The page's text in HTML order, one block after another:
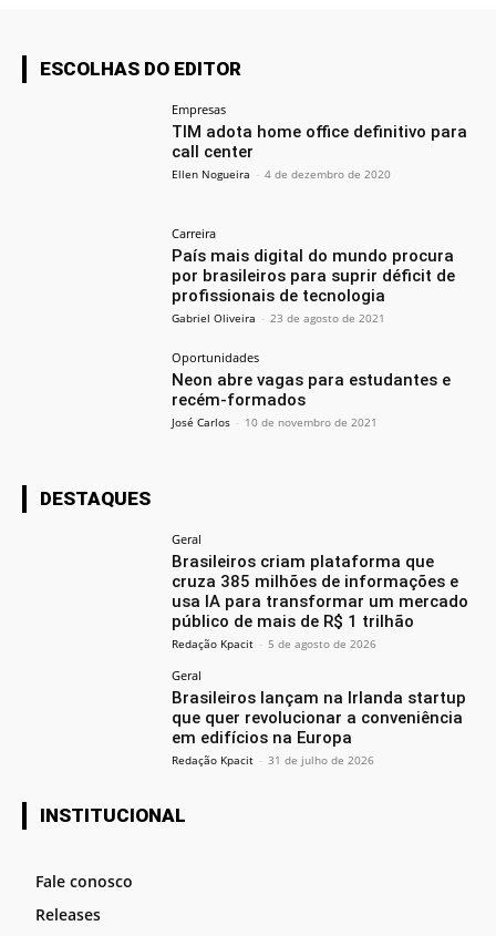
ESCOLHAS DO EDITOR
Empresas
TIM adota home office definitivo para
call center
Ellen Nogueira - 4 de dezembro de 2020
Carreira
País mais digital do mundo procura
por brasileiros para suprir déficit de
profissionais de tecnologia
Gabriel Oliveira - 23 de agosto de 2021
Oportunidades
Neon abre vagas para estudantes e
recém-formados
José Carlos - 10 de novembro de 2021
DESTAQUES
Geral
Brasileiros criam plataforma que
cruza 385 milhões de informações e
usa IA para transformar um mercado
público de mais de R$ 1 trilhão
Redação Kpacit - 5 de agosto de 2026
Geral
Brasileiros lançam na Irlanda startup
que quer revolucionar a conveniência
em edifícios na Europa
Redação Kpacit - 31 de julho de 2026
INSTITUCIONAL
Fale conosco
Releases